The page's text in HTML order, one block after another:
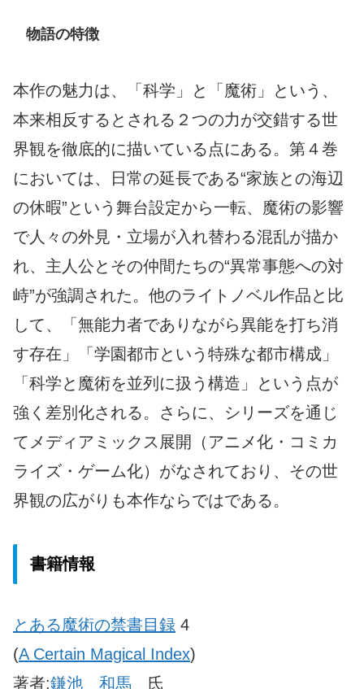
物語の特徴
本作の魅力は、「科学」と「魔術」という、
本来相反するとされる２つの力が交錯する世
界観を徹底的に描いている点にある。第４巻
においては、日常の延長である“家族との海辺
の休暇”という舞台設定から一転、魔術の影響
で人々の外見・立場が入れ替わる混乱が描か
れ、主人公とその仲間たちの“異常事態への対
峙”が強調された。他のライトノベル作品と比
して、「無能力者でありながら異能を打ち消
す存在」「学園都市という特殊な都市構成」
「科学と魔術を並列に扱う構造」という点が
強く差別化される。さらに、シリーズを通じ
てメディアミックス展開（アニメ化・コミカ
ライズ・ゲーム化）がなされており、その世
界観の広がりも本作ならではである。
書籍情報
とある魔術の禁書目録 4
(A Certain Magical Index)
著者:鎌池 和馬 氏